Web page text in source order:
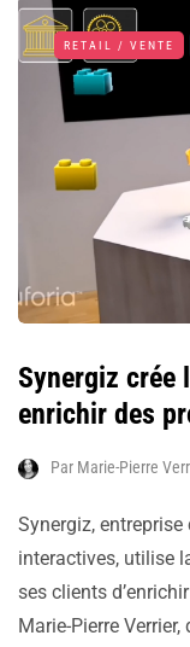
RETAIL / VENTE
Synergiz crée
enrichir des
Par Marie-Pierre
Synergiz,
interactives, utilise
ses clients
Marie-Pierre Verrier,